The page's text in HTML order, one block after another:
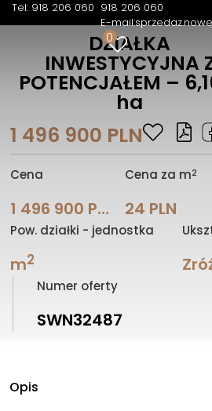
Tel: 918 206 060 918 206 060
E-mail:
0
DZIAŁKA
INWESTYCYJNA
POTENCJAŁEM –
ha
1 496 900 PLN
Cena
1 496 900 PLN
Cena za m2
24 PLN
Pow. działki - jednostka
m2
Numer oferty
SWN32487
Opis